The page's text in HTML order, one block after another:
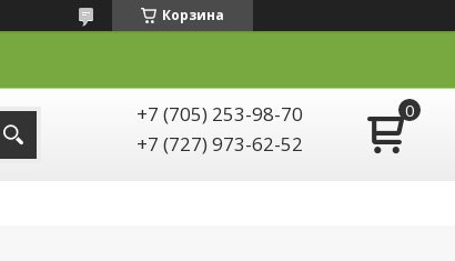
Корзина
+7 (705) 253-98-70
+7 (727) 973-62-52